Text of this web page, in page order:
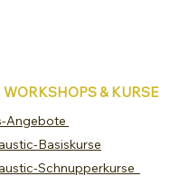
WORKSHOPS & KURSE
Angebote
Basiskurse
Schnupperkurse